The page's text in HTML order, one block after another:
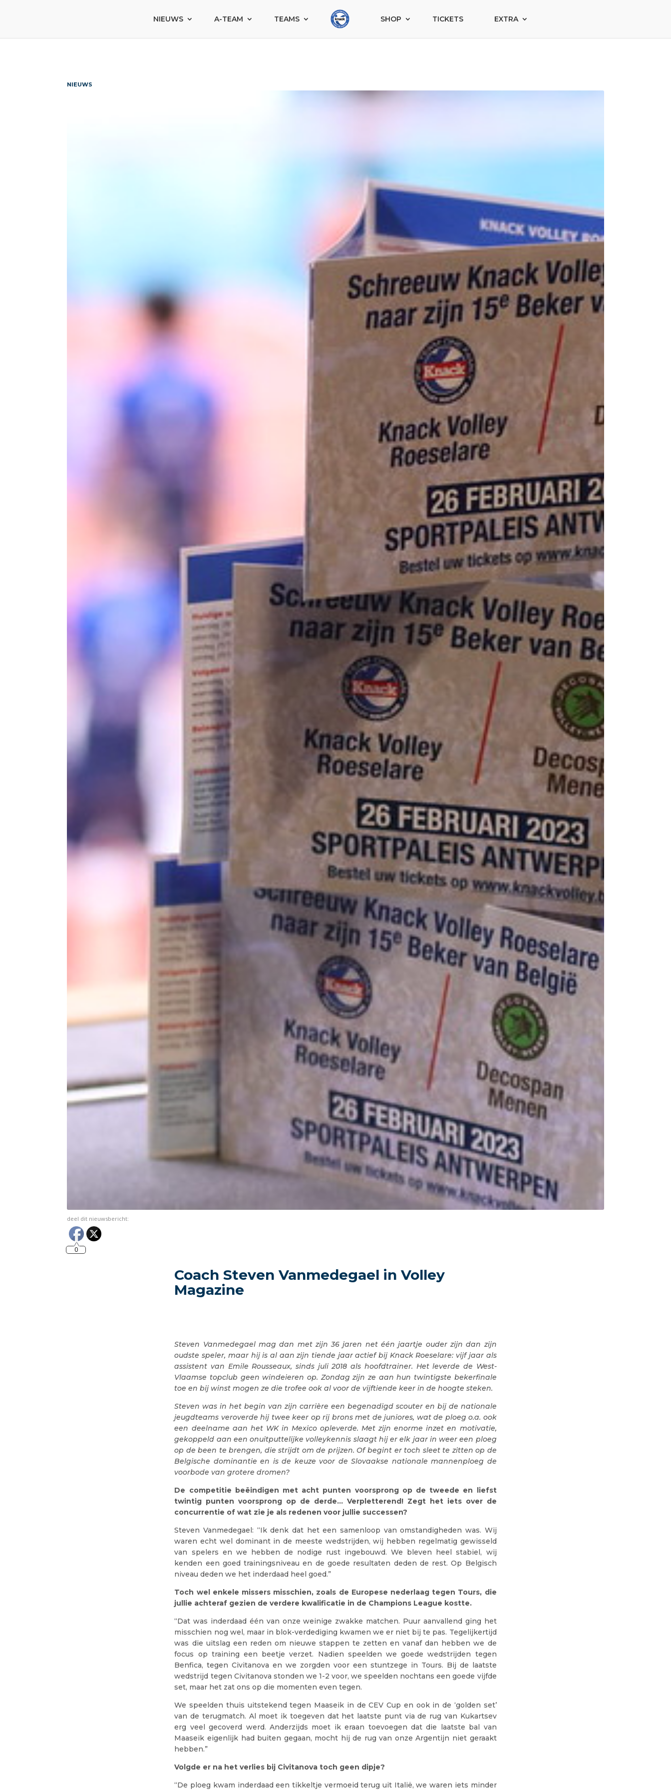
NIEUWS A-TEAM TEAMS SHOP TICKETS EXTRA
NIEUWS
deel dit nieuwsbericht:
0
Coach Steven Vanmedegael in Volley
Magazine
Steven Vanmedegael mag dan met zijn 36 jaren net één jaartje ouder zijn dan zijn
oudste speler, maar hij is al aan zijn tiende jaar actief bij Knack Roeselare: vijf jaar als
assistent van Emile Rousseaux, sinds juli 2018 als hoofdtrainer. Het leverde de West-
Vlaamse topclub geen windeieren op. Zondag zijn ze aan hun twintigste bekerfinale
toe en bij winst mogen ze die trofee ook al voor de vijftiende keer in de hoogte steken.
Steven was in het begin van zijn carrière een begenadigd scouter en bij de nationale
jeugdteams veroverde hij twee keer op rij brons met de juniores, wat de ploeg o.a. ook
een deelname aan het WK in Mexico opleverde. Met zijn enorme inzet en motivatie,
gekoppeld aan een onuitputtelijke volleykennis slaagt hij er elk jaar in weer een ploeg
op de been te brengen, die strijdt om de prijzen. Of begint er toch sleet te zitten op de
Belgische dominantie en is de keuze voor de Slovaakse nationale mannenploeg de
voorbode van grotere dromen?
De competitie beëindigen met acht punten voorsprong op de tweede en liefst
twintig punten voorsprong op de derde… Verpletterend! Zegt het iets over de
concurrentie of wat zie je als redenen voor jullie successen?
Steven Vanmedegael: “Ik denk dat het een samenloop van omstandigheden was. Wij
waren echt wel dominant in de meeste wedstrijden, wij hebben regelmatig gewisseld
van spelers en we hebben de nodige rust ingebouwd. We bleven heel stabiel, wij
kenden een goed trainingsniveau en de goede resultaten deden de rest. Op Belgisch
niveau deden we het inderdaad heel goed.”
Toch wel enkele missers misschien, zoals de Europese nederlaag tegen Tours, die
jullie achteraf gezien de verdere kwalificatie in de Champions League kostte.
“Dat was inderdaad één van onze weinige zwakke matchen. Puur aanvallend ging het
misschien nog wel, maar in blok-verdediging kwamen we er niet bij te pas. Tegelijkertijd
was die uitslag een reden om nieuwe stappen te zetten en vanaf dan hebben we de
focus op training een beetje verzet. Nadien speelden we goede wedstrijden tegen
Benfica, tegen Civitanova en we zorgden voor een stuntzege in Tours. Bij de laatste
wedstrijd tegen Civitanova stonden we 1-2 voor, we speelden nochtans een goede vijfde
set, maar het zat ons op die momenten even tegen.
We speelden thuis uitstekend tegen Maaseik in de CEV Cup en ook in de ‘golden set’
van de terugmatch. Al moet ik toegeven dat het laatste punt via de rug van Kukartsev
erg veel gecoverd werd. Anderzijds moet ik eraan toevoegen dat die laatste bal van
Maaseik eigenlijk had buiten gegaan, mocht hij de rug van onze Argentijn niet geraakt
hebben.”
Volgde er na het verlies bij Civitanova toch geen dipje?
“De ploeg kwam inderdaad een tikkeltje vermoeid terug uit Italië, we waren iets minder